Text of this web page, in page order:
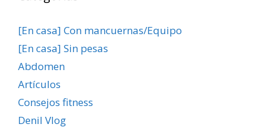
[En casa] Con mancuernas/Equipo
[En casa] Sin pesas
Abdomen
Artículos
Consejos fitness
Denil Vlog